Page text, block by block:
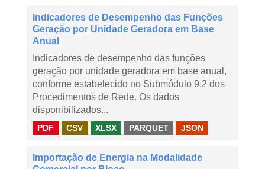
Indicadores de Desempenho das Funções
Geração por Unidade Geradora em Base
Anual
Indicadores de desempenho das funções
geração por unidade geradora em base anual,
conforme estabelecido no Submódulo 9.2 dos
Procedimentos de Rede. Os dados
disponibilizados...
PDF CSV XLSX PARQUET JSON
Importação de Energia na Modalidade